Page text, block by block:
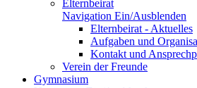
Elternbeirat
Navigation Ein/Ausblenden
Elternbeirat - Aktuelles
Aufgaben und
Kontakt und
Verein der Freunde
Gymnasium